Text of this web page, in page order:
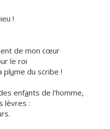
!
de mon cœur
le roi
plume du scribe !
enfants de l'homme,
lèvres :